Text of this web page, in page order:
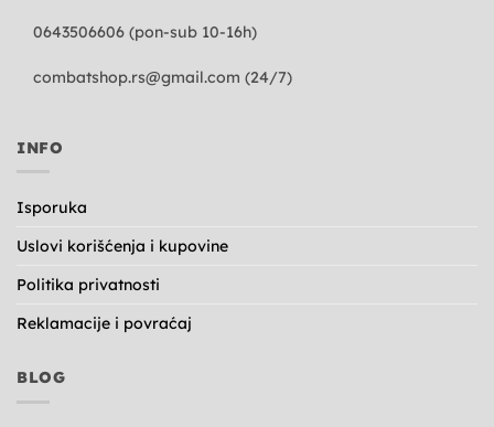
0643506606 (pon-sub 10-16h)
combatshop.rs@gmail.com (24/7)
INFO
Isporuka
Uslovi korišćenja i kupovine
Politika privatnosti
Reklamacije i povraćaj
BLOG